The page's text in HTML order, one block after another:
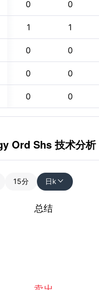
0 0
1 1
0 0
0 0
0 0
Ord Shs 技术分析
15分 日k 
总结